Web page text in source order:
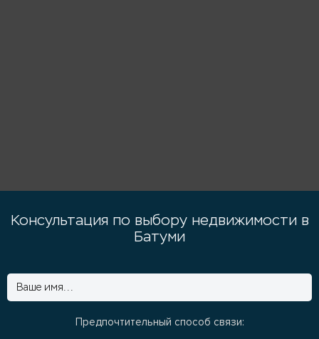
Консультация по выбору недвижимости в
Батуми
Предпочтительный способ связи: